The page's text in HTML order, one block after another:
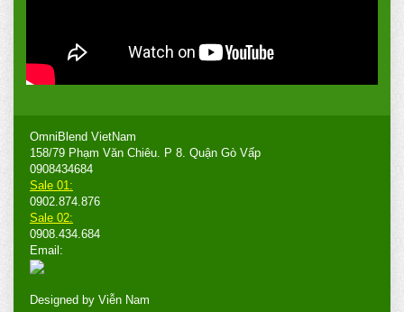
OmniBlend VietNam
158/79 Phạm Văn Chiêu. P 8. Quận Gò Vấp
0908434684
Sale 01:
0902.874.876
Sale 02:
0908.434.684
Email:
Designed by Viễn Nam